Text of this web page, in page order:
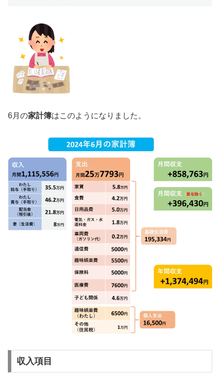
6月の家計簿はこのようになりました。
収入項目